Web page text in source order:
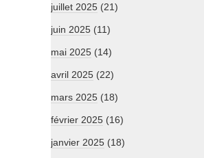
juillet 2025 (21)
juin 2025 (11)
mai 2025 (14)
avril 2025 (22)
mars 2025 (18)
février 2025 (16)
janvier 2025 (18)